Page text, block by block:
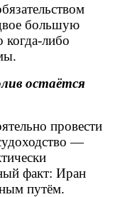
большую
либо
остаётся
провести
—
факт: Иран
путём.